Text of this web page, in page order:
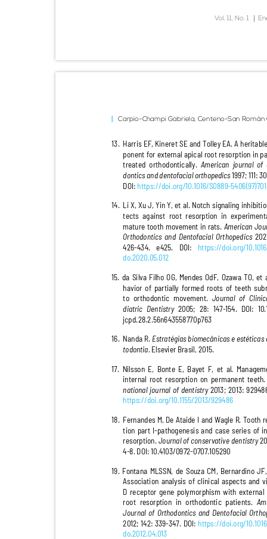
Vol. 11, No. 1 |
Carpio-Champi Gabriela, Centeno-San
13. Harris EF, Kineret SE and Tolley EA. A
ponent for external apical root resorption in
treated orthodontically.American journal
dontics and dentofacial orthopedics1997; 111: 30
DOI: https://doi.org/10.1016/S0889-
14. Li X, Xu J, Yin Y, et al. Notch signaling
tects against root resorption in
mature tooth movement in rats. American
Orthodontics and Dentofacial Orthopedics20
426-434. e425. DOI: https://doi.org/
do.2020.05.012
15. da Silva Filho OG, Mendes OdF, Ozawa TO,
havior of partially formed roots of teeth
to orthodontic movement.Journal of
diatric Dentistry2005; 28: 147-154. DOI: 10
jcpd.28.2.56n643558770p763
16. Nanda R. Estratégias biomecânicas e
todontia. Elsevier Brasil, 2015.
17. Nilsson E, Bonte E, Bayet F, et al.
internal root resorption on permanent
national journal of dentistry2013; 2013:
https://doi.org/10.1155/2013/929486
18. Fernandes M, De Ataide I and Wagle R.
tion part I-pathogenesis and case series of
resorption.Journal of conservative dentistry20
4-8. DOI: 10.4103/0972-0707.105290
19. Fontana MLSSN, de Souza CM, Bernardino
Association analysis of clinical aspects and
D receptor gene polymorphism with
root resorption in orthodontic patients.
Journal of Orthodontics and Dentofacial
2012; 142: 339-347. DOI: https://doi.org/
do.2012.04.013